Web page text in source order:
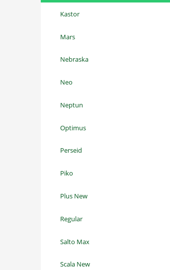
Kastor
Mars
Nebraska
Neo
Neptun
Optimus
Perseid
Piko
Plus New
Regular
Salto Max
Scala New